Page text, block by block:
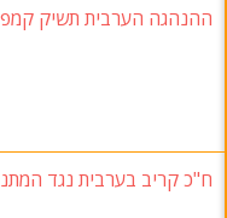
ההנהגה הערבית תשיק
ח"כ קריב בערבית נגד